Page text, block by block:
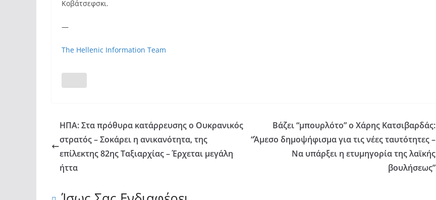
Κοβάτσεφσκι.
—
The Hellenic Information Team
ΗΠΑ: Στα πρόθυρα κατάρρευσης ο Ουκρανικός
στρατός – Σοκάρει η ανικανότητα, της
επίλεκτης 82ης Ταξιαρχίας – Έρχεται μεγάλη
ήττα
Βάζει “μπουρλότο” ο Χάρης Κατσιβαρδάς:
“Άμεσο δημοψήφισμα για τις νέες ταυτότητες –
Να υπάρξει η ετυμηγορία της λαϊκής
βουλήσεως”